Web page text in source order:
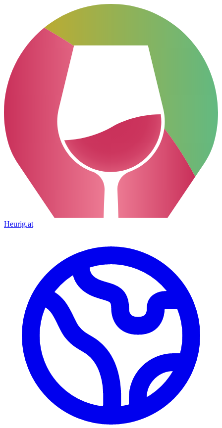
Heurig.at